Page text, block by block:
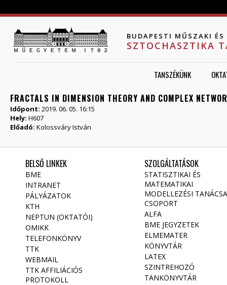
BUDAPESTI MŰSZAKI
SZTOCHASZTIKA
TANSZÉKÜNK
FRACTALS IN DIMENSION THEORY AND COMPLEX
Időpont: 2019. 06. 05. 16:15
Hely: H607
Előadó: Kolossváry István
BELSŐ LINKEK
BME
INTRANET
PÁLYÁZATOK
KTH
NEPTUN (OKTATÓI)
OMIKK
TELEFONKÖNYV
TTK
WEBMAIL
TTK AFFILIÁCIÓS
PROTOKOLL
SZOLGÁLTATÁSOK
STATISZTIKAI ÉS
MATEMATIKAI
MODELLEZÉSI
CSOPORT
ALFA
BME JEGYZETEK
ELMEMATER
KÖNYVTÁR
LATEX
SZINTREHOZÓ
TANKÖNYVTÁR